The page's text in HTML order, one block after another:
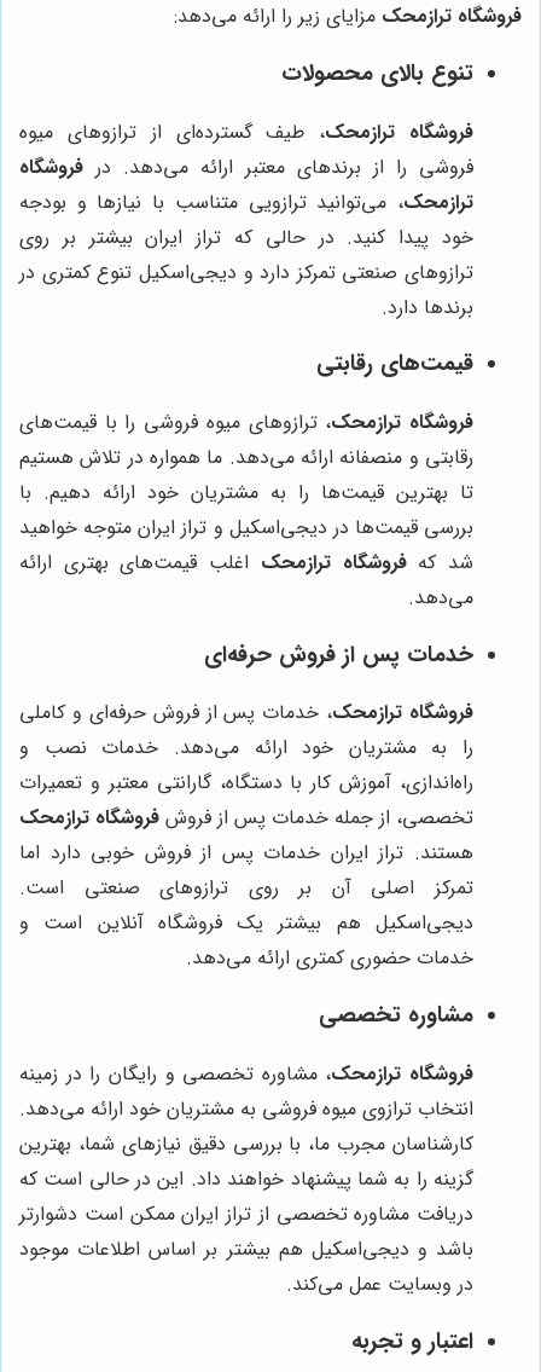
فروشگاه ترازمحک مزایای زیر را ارائه می‌دهد:
تنوع بالای محصولات
فروشگاه ترازمحک، طیف گسترده‌ای از ترازوهای میوه
فروشی را از برندهای معتبر ارائه می‌دهد. در فروشگاه
ترازمحک، می‌توانید ترازویی متناسب با نیازها و بودجه
خود پیدا کنید. در حالی که تراز ایران بیشتر بر روی
ترازوهای صنعتی تمرکز دارد و دیجی‌اسکیل تنوع کمتری در
برندها دارد.
قیمت‌های رقابتی
فروشگاه ترازمحک، ترازوهای میوه فروشی را با قیمت‌های
رقابتی و منصفانه ارائه می‌دهد. ما همواره در تلاش هستیم
تا بهترین قیمت‌ها را به مشتریان خود ارائه دهیم. با
بررسی قیمت‌ها در دیجی‌اسکیل و تراز ایران متوجه خواهید
شد کهفروشگاه ترازمحک اغلب قیمت‌های بهتری ارائه
می‌دهد.
خدمات پس از فروش حرفه‌ای
فروشگاه ترازمحک، خدمات پس از فروش حرفه‌ای و کاملی
را به مشتریان خود ارائه می‌دهد. خدمات نصب و
راه‌اندازی، آموزش کار با دستگاه، گارانتی معتبر و تعمیرات
تخصصی، از جمله خدمات پس از فروش فروشگاه ترازمحک
هستند. تراز ایران خدمات پس از فروش خوبی دارد اما
تمرکز اصلی آن بر روی ترازوهای صنعتی است.
دیجی‌اسکیل هم بیشتر یک فروشگاه آنلاین است و
خدمات حضوری کمتری ارائه می‌دهد.
مشاوره تخصصی
فروشگاه ترازمحک، مشاوره تخصصی و رایگان را در زمینه
انتخاب ترازوی میوه فروشی به مشتریان خود ارائه می‌دهد.
کارشناسان مجرب ما، با بررسی دقیق نیازهای شما، بهترین
گزینه را به شما پیشنهاد خواهند داد. این در حالی است که
دریافت مشاوره تخصصی از تراز ایران ممکن است دشوارتر
باشد و دیجی‌اسکیل هم بیشتر بر اساس اطلاعات موجود
در وبسایت عمل می‌کند.
اعتبار و تجربه